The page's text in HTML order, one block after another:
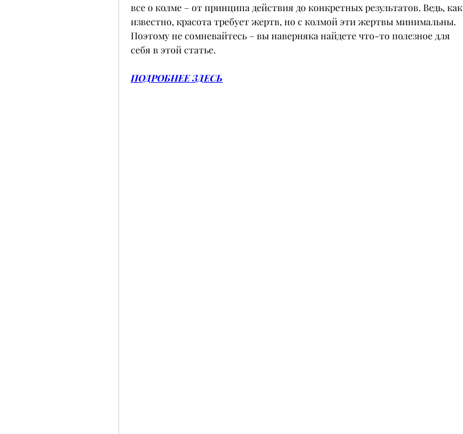
все о колме – от принципа действия до конкретных результатов. Ведь, как
известно, красота требует жертв, но с колмой эти жертвы минимальны.
Поэтому не сомневайтесь – вы наверняка найдете что-то полезное для
себя в этой статье.
ПОДРОБНЕЕ ЗДЕСЬ